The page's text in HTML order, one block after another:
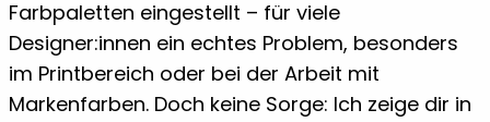
Farbpaletten eingestellt – für viele
Designer:innen ein echtes Problem, besonders
im Printbereich oder bei der Arbeit mit
Markenfarben. Doch keine Sorge: Ich zeige dir in